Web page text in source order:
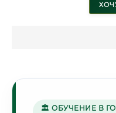
🏛 ОБУЧЕНИЕ В